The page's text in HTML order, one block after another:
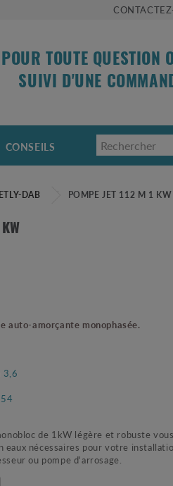
POUR TOUTE QUESTION
SUIVI D'UNE
CONSEILS
DAB POMPE JET 112 M 1 KW
auto-amorçante monophasée.
3,6
de 1kW légère et robuste vous
eaux nécessaires pour votre
ou pompe d'arrosage.